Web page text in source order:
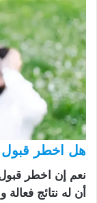
هل اخطر قبول
نعم إن اخطر
أن له نتائج